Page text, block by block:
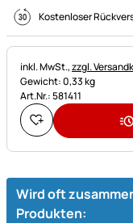
Kostenloser
Steuerhinweis:
inkl. MwSt.,zzgl.
Gewicht: 0,33 kg
Art.Nr.: 581411
Wird oft
Produkten: